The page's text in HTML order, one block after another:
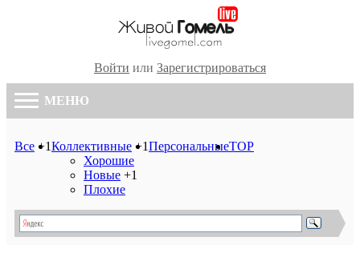
Войти или Зарегистрироваться
МЕНЮ
Все +1Коллективные +1
Хорошие
Новые +1
Плохие
ПерсональныеTOP